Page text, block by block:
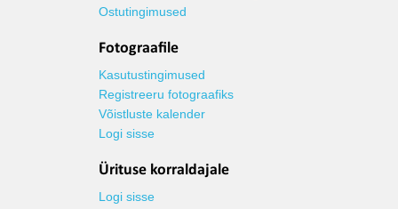
Ostutingimused
Fotograafile
Kasutustingimused
Registreeru fotograafiks
Võistluste kalender
Logi sisse
Ürituse korraldajale
Logi sisse